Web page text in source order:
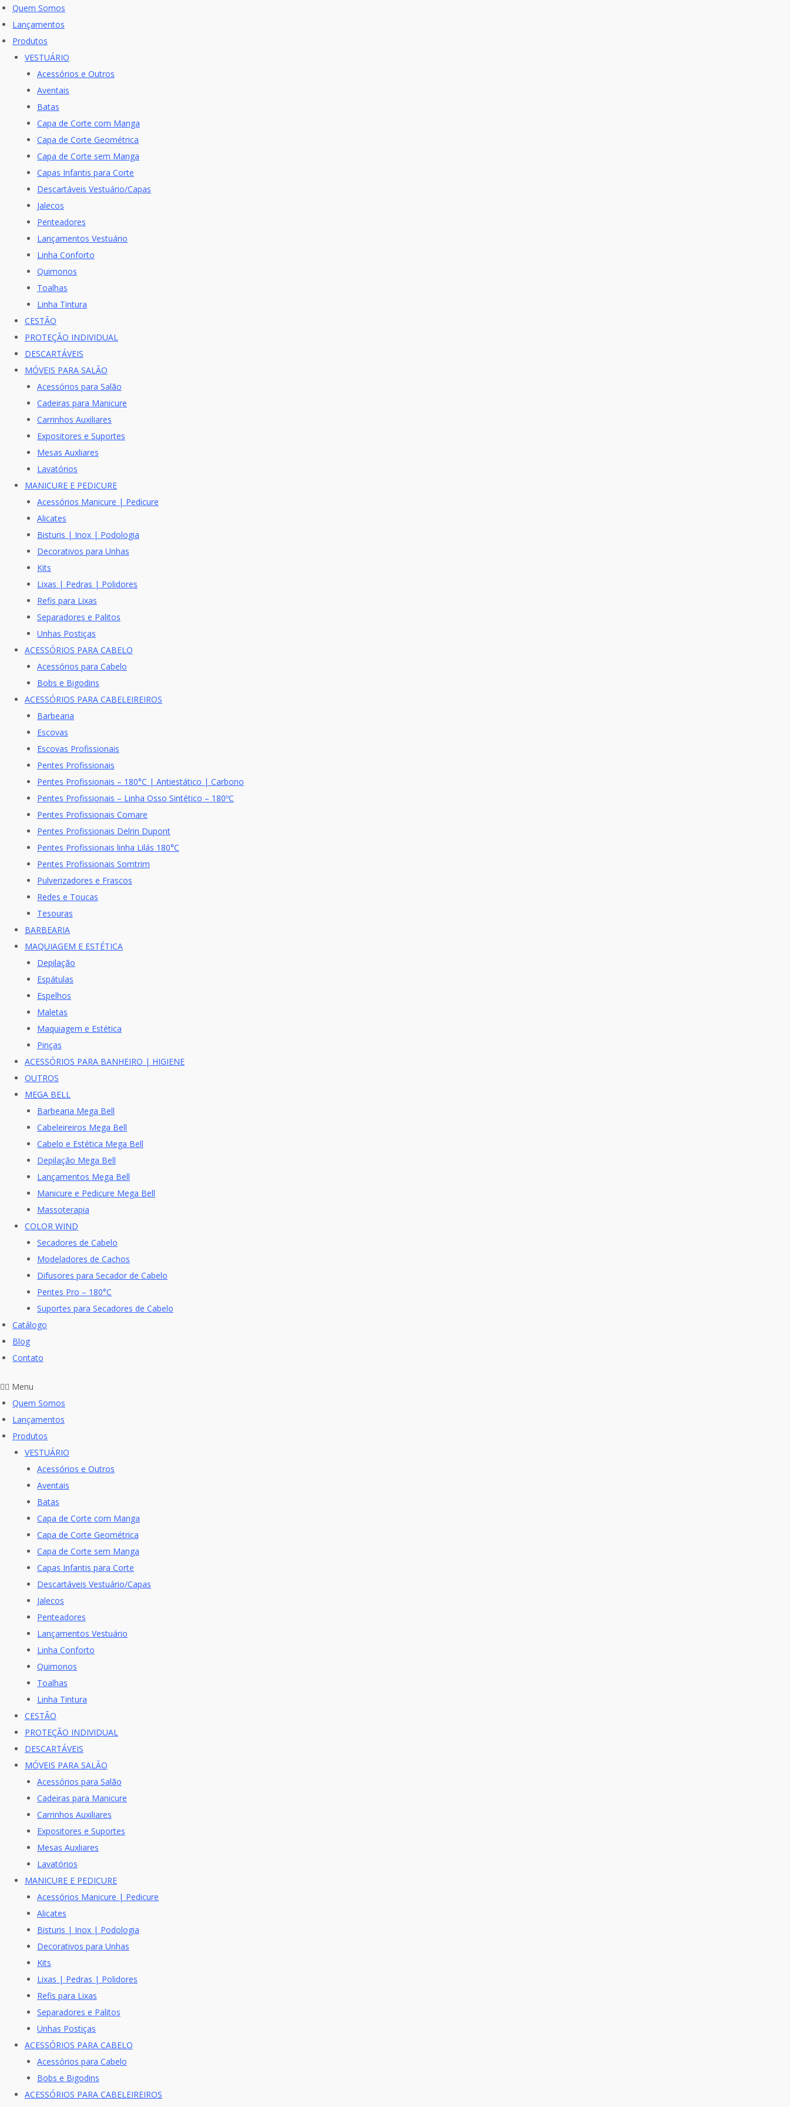
Skip
to
content
Quem Somos
Lançamentos
Produtos
VESTUÁRIO
Acessórios e Outros
Aventais
Batas
Capa de Corte com Manga
Capa de Corte Geométrica
Capa de Corte sem Manga
Capas Infantis para Corte
Descartáveis Vestuário/Capas
Jalecos
Penteadores
Lançamentos Vestuário
Linha Conforto
Quimonos
Toalhas
Linha Tintura
CESTÃO
PROTEÇÃO INDIVIDUAL
DESCARTÁVEIS
MÓVEIS PARA SALÃO
Acessórios para Salão
Cadeiras para Manicure
Carrinhos Auxiliares
Expositores e Suportes
Mesas Auxliares
Lavatórios
MANICURE E PEDICURE
Acessórios Manicure | Pedicure
Alicates
Bisturis | Inox | Podologia
Decorativos para Unhas
Kits
Lixas | Pedras | Polidores
Refis para Lixas
Separadores e Palitos
Unhas Postiças
ACESSÓRIOS PARA CABELO
Acessórios para Cabelo
Bobs e Bigodins
ACESSÓRIOS PARA CABELEIREIROS
Barbearia
Escovas
Escovas Profissionais
Pentes Profissionais
Pentes Profissionais – 180°C | Antiestático | Carbono
Pentes Profissionais – Linha Osso Sintético – 180ºC
Pentes Profissionais Comare
Pentes Profissionais Delrin Dupont
Pentes Profissionais linha Lilás 180°C
Pentes Profissionais Somtrim
Pulverizadores e Frascos
Redes e Toucas
Tesouras
BARBEARIA
MAQUIAGEM E ESTÉTICA
Depilação
Espátulas
Espelhos
Maletas
Maquiagem e Estética
Pinças
ACESSÓRIOS PARA BANHEIRO | HIGIENE
OUTROS
MEGA BELL
Barbearia Mega Bell
Cabeleireiros Mega Bell
Cabelo e Estética Mega Bell
Depilação Mega Bell
Lançamentos Mega Bell
Manicure e Pedicure Mega Bell
Massoterapia
COLOR WIND
Secadores de Cabelo
Modeladores de Cachos
Difusores para Secador de Cabelo
Pentes Pro – 180°C
Suportes para Secadores de Cabelo
Catálogo
Blog
Contato
Menu
Quem Somos
Lançamentos
Produtos
VESTUÁRIO
Acessórios e Outros
Aventais
Batas
Capa de Corte com Manga
Capa de Corte Geométrica
Capa de Corte sem Manga
Capas Infantis para Corte
Descartáveis Vestuário/Capas
Jalecos
Penteadores
Lançamentos Vestuário
Linha Conforto
Quimonos
Toalhas
Linha Tintura
CESTÃO
PROTEÇÃO INDIVIDUAL
DESCARTÁVEIS
MÓVEIS PARA SALÃO
Acessórios para Salão
Cadeiras para Manicure
Carrinhos Auxiliares
Expositores e Suportes
Mesas Auxliares
Lavatórios
MANICURE E PEDICURE
Acessórios Manicure | Pedicure
Alicates
Bisturis | Inox | Podologia
Decorativos para Unhas
Kits
Lixas | Pedras | Polidores
Refis para Lixas
Separadores e Palitos
Unhas Postiças
ACESSÓRIOS PARA CABELO
Acessórios para Cabelo
Bobs e Bigodins
ACESSÓRIOS PARA CABELEIREIROS